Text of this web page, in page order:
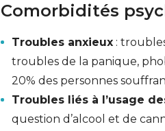
Comorbidités
Troubles anxieux:
troubles de la panique,
20% des personnes
Troubles liés à l’usage
question d’alcool et de